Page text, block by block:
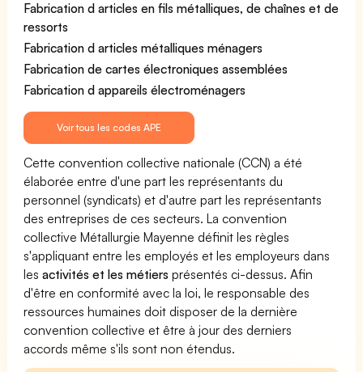
Fabrication d articles en fils métalliques, de chaînes et de
ressorts
Fabrication d articles métalliques ménagers
Fabrication de cartes électroniques assemblées
Fabrication d appareils électroménagers
Voir tous les codes APE
Cette convention collective nationale (CCN) a été
élaborée entre d'une part les représentants du
personnel (syndicats) et d'autre part les représentants
des entreprises de ces secteurs. La convention
collective Métallurgie Mayenne définit les règles
s'appliquant entre les employés et les employeurs dans
lesactivités et les métiers présentés ci-dessus. Afin
d'être en conformité avec la loi, le responsable des
ressources humaines doit disposer de la dernière
convention collective et être à jour des derniers
accords même s'ils sont non étendus.